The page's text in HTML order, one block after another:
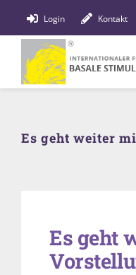
Inhalt
springen
Login Kontakt
Bildung
Förderung
Es geht weiter
Es geht